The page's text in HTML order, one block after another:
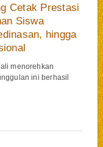
Cetak Prestasi
Siswa
hingga
menorehkan
ini berhasil